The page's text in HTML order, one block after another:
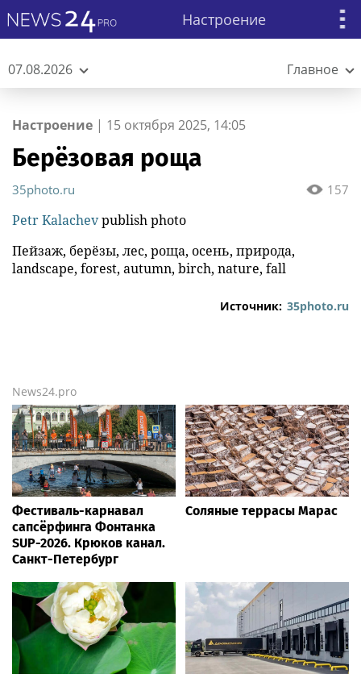
Настроение
07.08.2026 Главное
Настроение | 15 октября 2025, 14:05
Берёзовая роща
157
35photo.ru
Petr Kalachevpublish photo
Пейзаж, берёзы, лес, роща, осень, природа,
landscape, forest, autumn, birch, nature, fall
Источник: 35photo.ru
News24.pro
Фестиваль-карнавал
сапсёрфинга Фонтанка
SUP-2026. Крюков канал.
Санкт-Петербург
Соляные террасы Марас